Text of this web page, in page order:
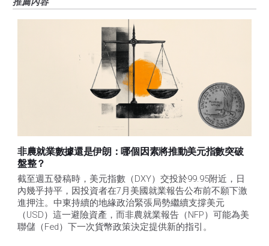
非農就業數據還是伊朗：哪個因素將推動美元指數突破
盤整？
截至週五發稿時，美元指數（DXY）交投於99.95附近，日
內幾乎持平，因投資者在7月美國就業報告公布前不願下激
進押注。中東持續的地緣政治緊張局勢繼續支撐美元
（USD）這一避險資產，而非農就業報告（NFP）可能為美
聯儲（Fed）下一次貨幣政策決定提供新的指引。